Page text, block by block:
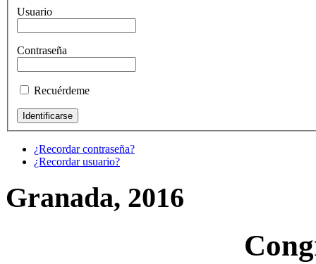
Usuario
Contraseña
Recuérdeme
¿Recordar contraseña?
¿Recordar usuario?
Granada, 2016